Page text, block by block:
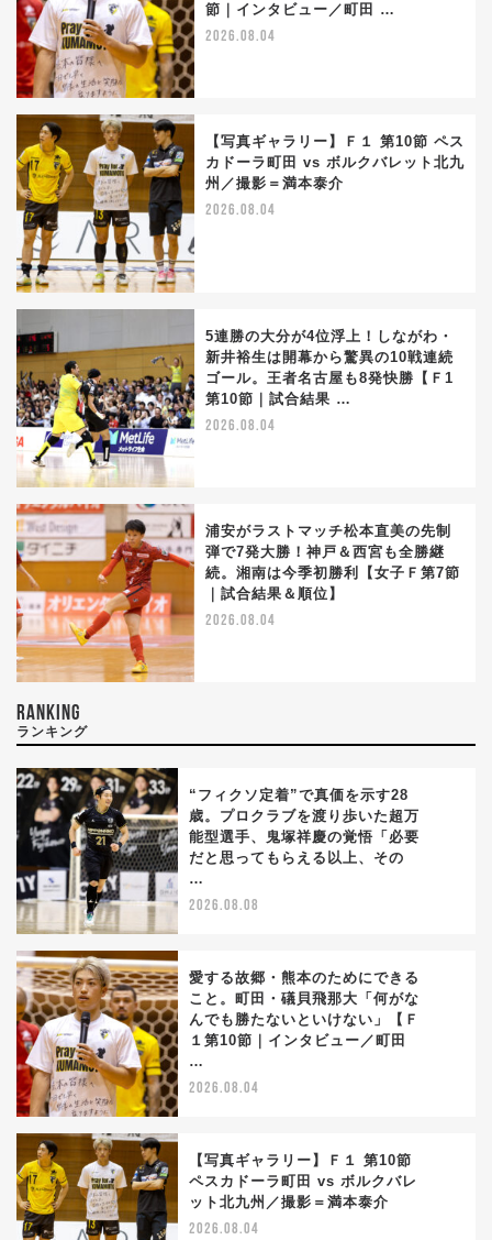
節｜インタビュー／町田 …
2026.08.04
【写真ギャラリー】Ｆ１ 第10節 ペス
カドーラ町田 vs ボルクバレット北九
州／撮影＝満本泰介
2026.08.04
5連勝の大分が4位浮上！しながわ・
新井裕生は開幕から驚異の10戦連続
ゴール。王者名古屋も8発快勝【Ｆ1
第10節｜試合結果 …
2026.08.04
浦安がラストマッチ松本直美の先制
弾で7発大勝！神戸＆西宮も全勝継
続。湘南は今季初勝利【女子Ｆ第7節
｜試合結果＆順位】
2026.08.04
RANKING
ランキング
“フィクソ定着”で真価を示す28
歳。プロクラブを渡り歩いた超万
能型選手、鬼塚祥慶の覚悟「必要
だと思ってもらえる以上、その
…
2026.08.08
愛する故郷・熊本のためにできる
こと。町田・礒貝飛那大「何がな
んでも勝たないといけない」【Ｆ
１第10節｜インタビュー／町田
…
2026.08.04
【写真ギャラリー】Ｆ１ 第10節
ペスカドーラ町田 vs ボルクバレ
ット北九州／撮影＝満本泰介
2026.08.04